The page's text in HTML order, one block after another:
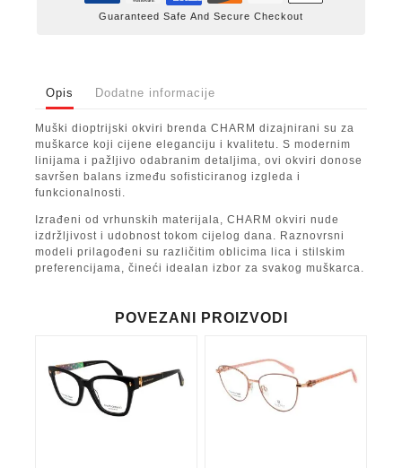
Guaranteed Safe And Secure Checkout
Opis Dodatne informacije
Muški dioptrijski okviri brenda CHARM dizajnirani su za
muškarce koji cijene eleganciju i kvalitetu. S modernim
linijama i pažljivo odabranim detaljima, ovi okviri donose
savršen balans između sofisticiranog izgleda i
funkcionalnosti.
Izrađeni od vrhunskih materijala, CHARM okviri nude
izdržljivost i udobnost tokom cijelog dana. Raznovrsni
modeli prilagođeni su različitim oblicima lica i stilskim
preferencijama, čineći idealan izbor za svakog muškarca.
POVEZANI PROIZVODI